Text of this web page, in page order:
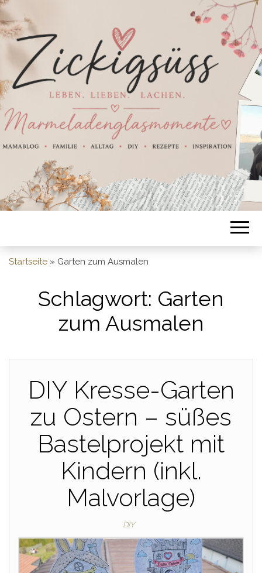
Startseite » Garten zum Ausmalen
Schlagwort: Garten
zum Ausmalen
DIY Kresse-Garten
zu Ostern – süßes
Bastelprojekt mit
Kindern (inkl.
Malvorlage)
DIY